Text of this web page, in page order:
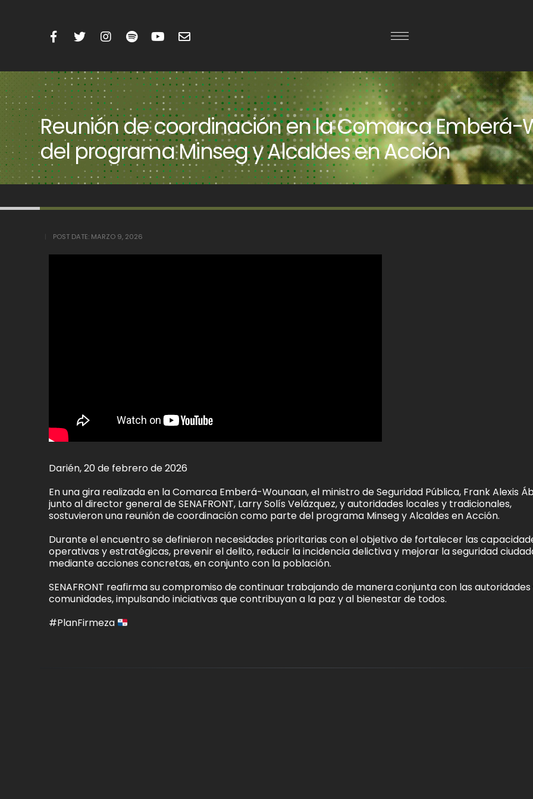
Reunión de coordinación en la Comarca
del programa Minseg y Alcaldes en Acción
POST DATE: MARZO 9, 2026
Darién, 20 de febrero de 2026
En una gira realizada en la Comarca Emberá-Wounaan, el ministro de Seguridad Pública, Frank Alexis
junto al director general de SENAFRONT, Larry Solís Velázquez, y autoridades locales y tradicionales,
sostuvieron una reunión de coordinación como parte del programa Minseg y Alcaldes en Acción.
Durante el encuentro se definieron necesidades prioritarias con el objetivo de fortalecer las
operativas y estratégicas, prevenir el delito, reducir la incidencia delictiva y mejorar la seguridad
mediante acciones concretas, en conjunto con la población.
SENAFRONT reafirma su compromiso de continuar trabajando de manera conjunta con las autoridades
comunidades, impulsando iniciativas que contribuyan a la paz y al bienestar de todos.
#PlanFirmeza